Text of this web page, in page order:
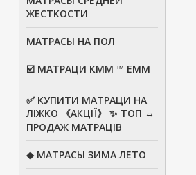
ЖЕСТКОСТИ
МАТРАСЫ НА ПОЛ
☑️ МАТРАЦИ КММ ™ ЕММ
✅ КУПИТИ МАТРАЦИ НА
ЛІЖКО 《АКЦІЇ》 ✨ ТОП ↔
ПРОДАЖ МАТРАЦІВ
◆ МАТРАСЫ ЗИМА ЛЕТО